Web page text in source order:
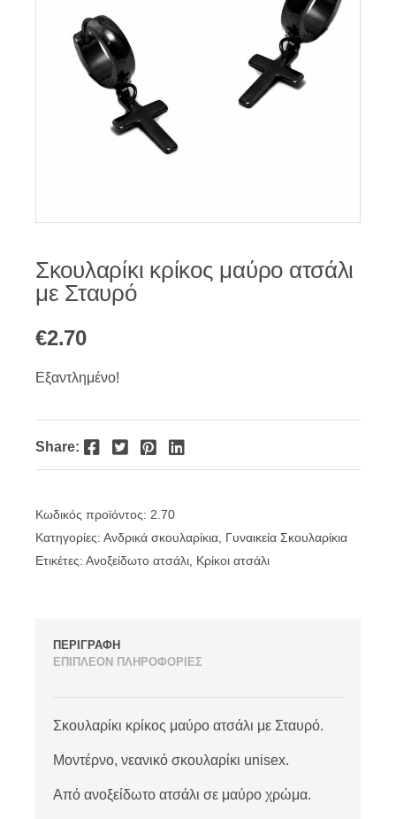
Σκουλαρίκι κρίκος μαύρο ατσάλι
με Σταυρό
€2.70
Εξαντλημένο!
Share: Facebook Twitter Pinterest LinkedIn
Κωδικός προϊόντος: 2.70
Κατηγορίες: Ανδρικά σκουλαρίκια Γυναικεία Σκουλαρίκια
Ετικέτες: Ανοξείδωτο ατσάλι Κρίκοι ατσάλι
ΠΕΡΙΓΡΑΦΗ
ΕΠΙΠΛΕΟΝ ΠΛΗΡΟΦΟΡΙΕΣ
Σκουλαρίκι κρίκος μαύρο ατσάλι με Σταυρό.
Μοντέρνο, νεανικό σκουλαρίκι unisex.
Από ανοξείδωτο ατσάλι σε μαύρο χρώμα.